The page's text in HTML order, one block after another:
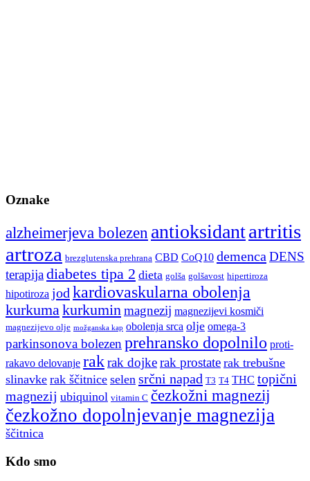
Oznake
alzheimerjeva bolezen antioksidantartritis
artroza brezglutenska prehrana CBD CoQ10 demencaDENS
terapijadiabetes tipa 2 dieta golša golšavost hipertiroza
hipotiroza jodkardiovaskularna obolenja
kurkumakurkuminmagnezij magnezijevi kosmiči
magnezijevo olje možganska kap obolenja srca olje omega-3
parkinsonova bolezenprehransko dopolnilo proti-
rakavo delovanje rakrak dojkerak prostate rak trebušne
slinavke rak ščitnice selen srčni napad T3 T4 THC topični
magnezij ubiquinol vitamin C čezkožni magnezij
čezkožno dopolnjevanje magnezija
ščitnica
Kdo smo